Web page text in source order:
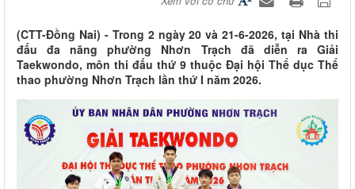
(CTT-Đồng Nai) - Trong 2 ngày 20 và 21-6-2026, tại Nhà thi
đấu đa năng phường Nhơn Trạch đã diễn ra Giải
Taekwondo, môn thi đấu thứ 9 thuộc Đại hội Thể dục Thể
thao phường Nhơn Trạch lần thứ I năm 2026.